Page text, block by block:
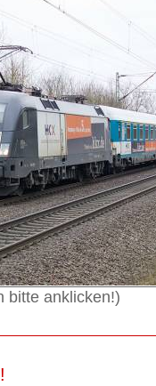
bitte anklicken!)